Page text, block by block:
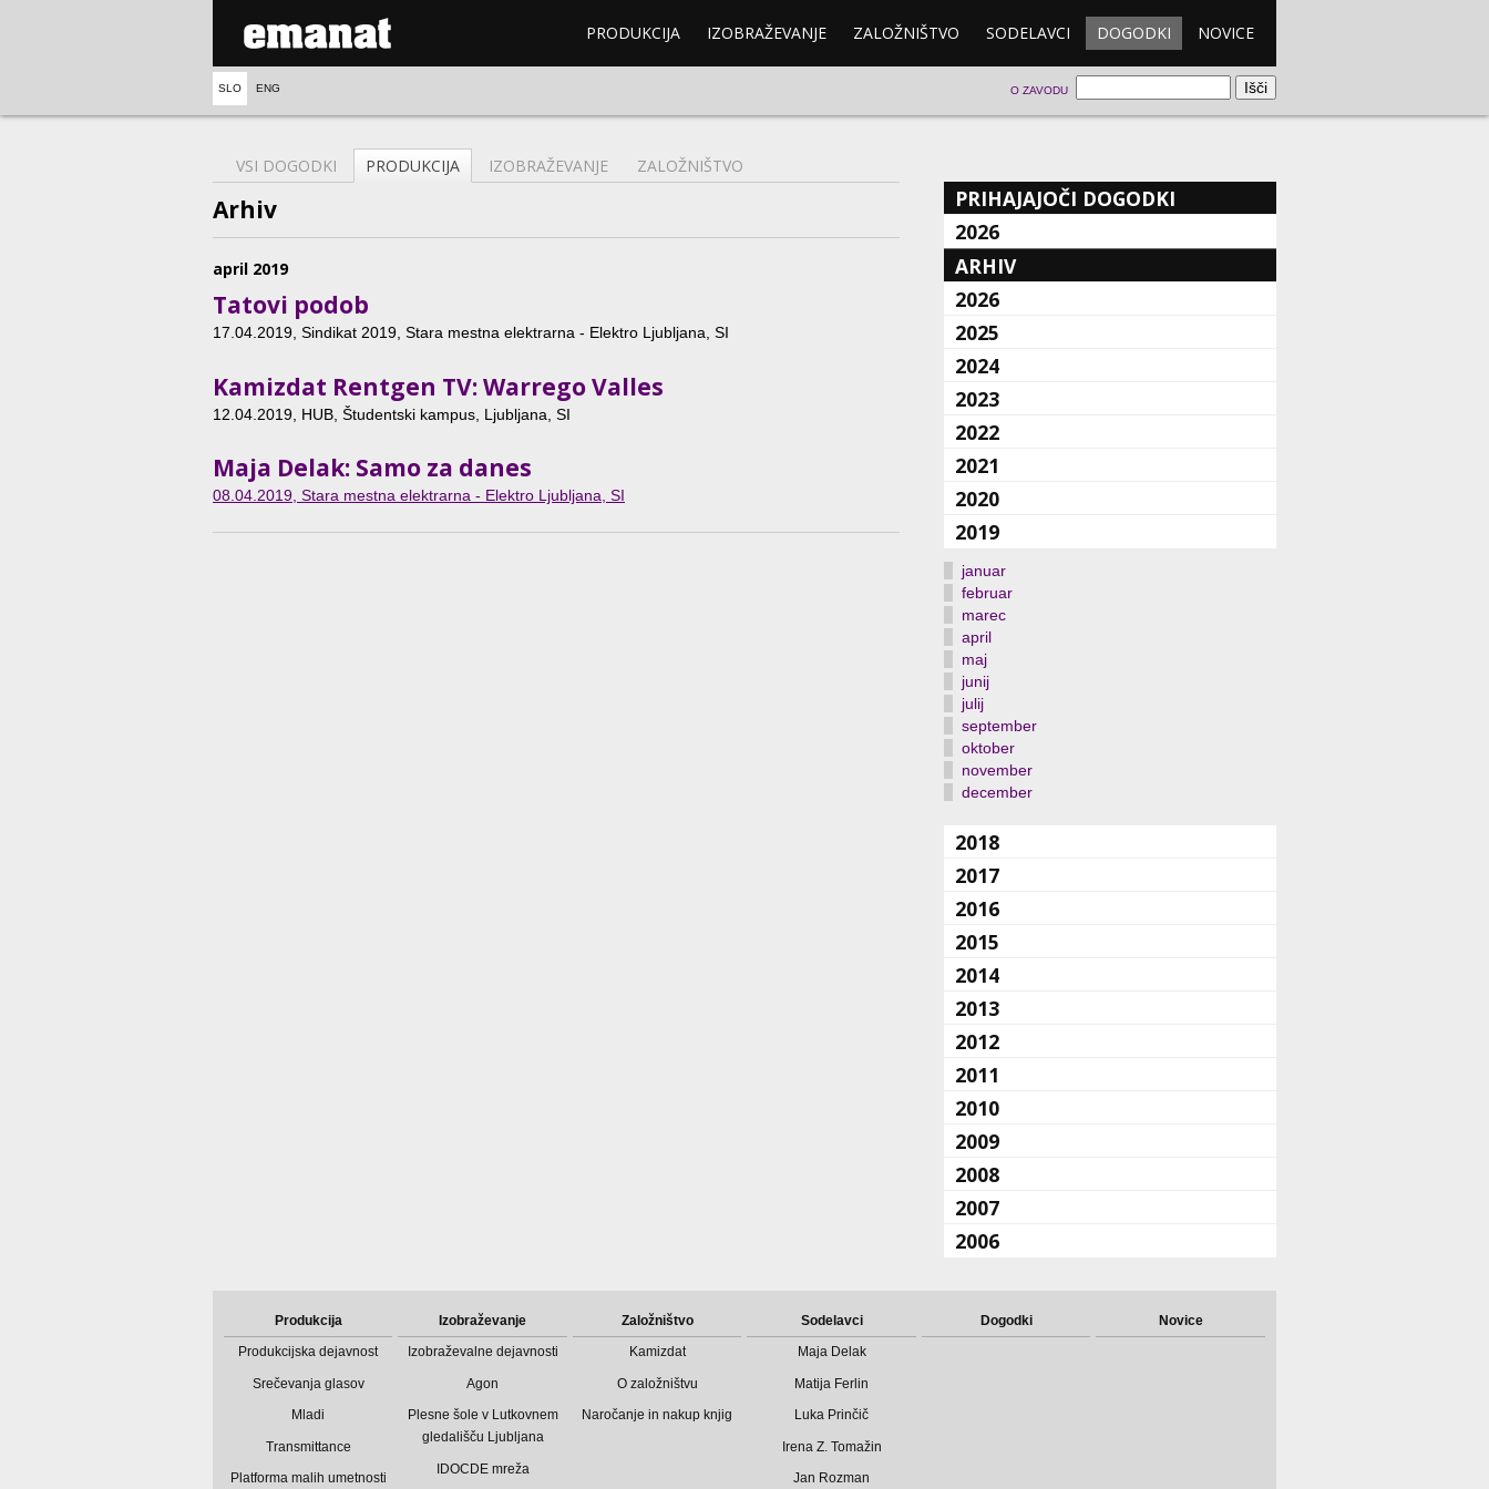
PRODUKCIJA IZOBRAŽEVANJE ZALOŽNIŠTVO SODELAVCI DOGODKI NOVICE
SLO ENG O ZAVODU
VSI DOGODKI PRODUKCIJA IZOBRAŽEVANJE ZALOŽNIŠTVO
Arhiv
april 2019
Tatovi podob
17.04.2019, Sindikat 2019, Stara mestna elektrarna - Elektro Ljubljana, SI
Kamizdat Rentgen TV: Warrego Valles
12.04.2019 , HUB, Študentski kampus, Ljubljana, SI
Maja Delak: Samo za danes
08.04.2019 , Stara mestna elektrarna - Elektro Ljubljana, SI
PRIHAJAJOČI DOGODKI
2026
ARHIV
2026
2025
2024
2023
2022
2021
2020
2019
januar
februar
marec
april
maj
junij
julij
september
oktober
november
december
2018
2017
2016
2015
2014
2013
2012
2011
2010
2009
2008
2007
2006
Produkcija
Produkcijska dejavnost
Srečevanja glasov
Mladi
Transmittance
Platforma malih umetnosti
Izobraževanje
Izobraževalne dejavnosti
Agon
Plesne šole v Lutkovnem
gledališču Ljubljana
IDOCDE mreža
Založništvo
Kamizdat
O založništvu
Naročanje in nakup knjig
Sodelavci
Maja Delak
Matija Ferlin
Luka Prinčič
Irena Z. Tomažin
Jan Rozman
Dogodki Novice